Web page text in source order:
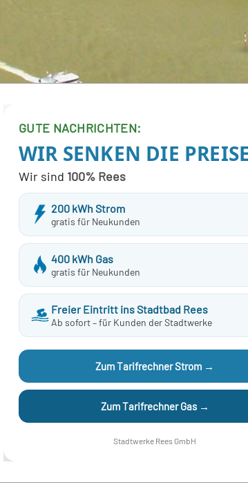
Wir versorgen den
Jahren zuverlässig mit
Trinkwasser. Durch
Analysen stellen wir die
optimale Qualität sicher.
GUTE NACHRICHTEN:
WIR SENKEN DIE
Wir sind 100% Rees
200 kWh Strom
gratis für Neukunden
400 kWh Gas
gratis für Neukunden
Freier Eintritt ins Stadtbad Rees
Ab sofort – für Kunden der Stadtwerke
Zum Tarifrechner Strom →
Zum Tarifrechner Gas →
Stadtwerke Rees GmbH